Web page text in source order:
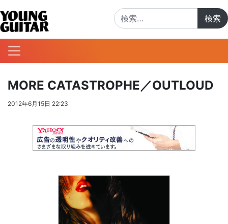
MORE CATASTROPHE／OUTLOUD
2012年6月15日 22:23